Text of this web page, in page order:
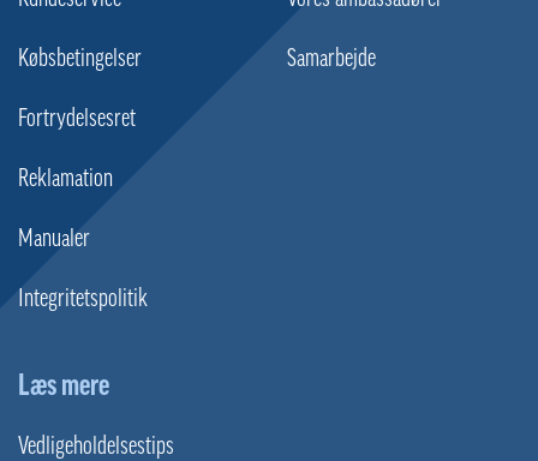
Købsbetingelser
Fortrydelsesret
Reklamation
Manualer
Integritetspolitik
Samarbejde
Læs mere
Vedligeholdelsestips